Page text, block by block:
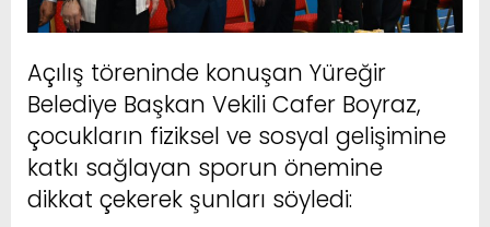
Açılış töreninde konuşan Yüreğir
Belediye Başkan Vekili Cafer Boyraz,
çocukların fiziksel ve sosyal gelişimine
katkı sağlayan sporun önemine
dikkat çekerek şunları söyledi: